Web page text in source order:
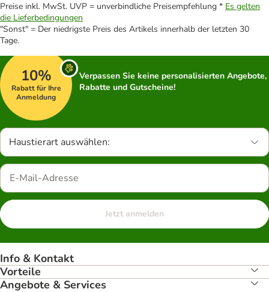
Preise inkl. MwSt. UVP = unverbindliche Preisempfehlung * Es gelten
die Lieferbedingungen
"Sonst" = Der niedrigste Preis des Artikels innerhalb der letzten 30
Tage.
10%
Rabatt für Ihre
Anmeldung
Verpassen Sie keine personalisierten Angebote,
Rabatte und Gutscheine!
Haustierart auswählen:
Jetzt anmelden
Info & Kontakt
Vorteile
Angebote & Services